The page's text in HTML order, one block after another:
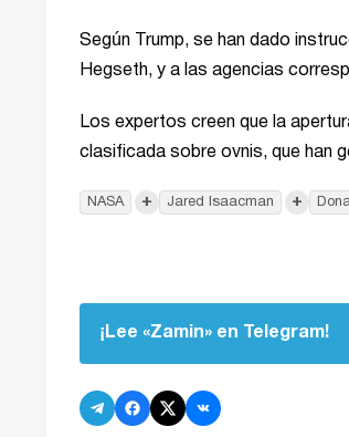
Según Trump, se han dado
Hegseth, y a las agencias
Los expertos creen que la
clasificada sobre ovnis, que han
NASA + Jared Isaacman +
¡Lee «Zamin» en Telegram!